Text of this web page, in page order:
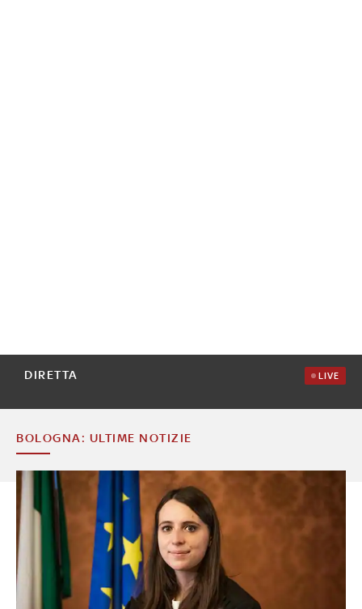
DIRETTA LIVE
BOLOGNA: ULTIME NOTIZIE